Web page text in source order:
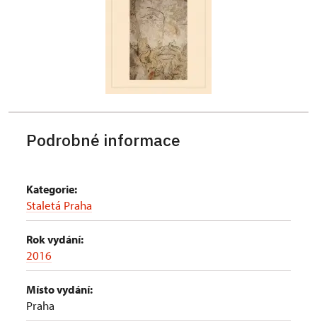
Podrobné informace
Kategorie:
Staletá Praha
Rok vydání:
2016
Místo vydání:
Praha